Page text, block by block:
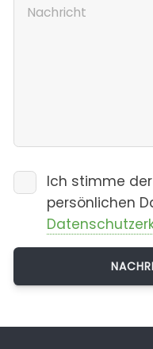
Ich stimme
persönlichen